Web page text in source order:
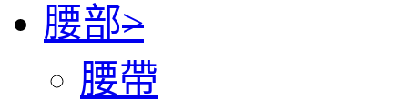
腰部>
腰帶